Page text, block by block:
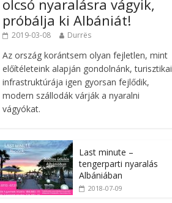
olcsó nyaralásra vágyik,
próbálja ki Albániát!
2019-03-08 Durrës
Az ország korántsem olyan fejletlen, mint
előítéleteink alapján gondolnánk, turisztikai
infrastruktúrája igen gyorsan fejlődik,
modern szállodák várják a nyaralni
vágyókat.
Last minute –
tengerparti nyaralás
Albániában
2018-07-09